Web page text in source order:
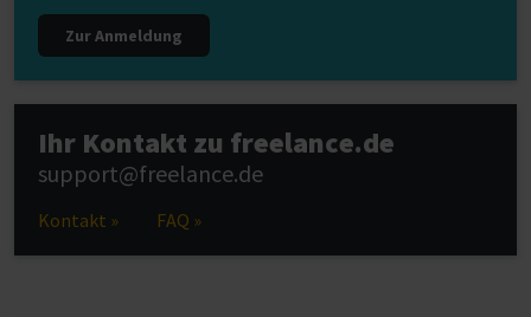
Zur Anmeldung
Ihr Kontakt zu freelance.de
support@freelance.de
Kontakt » FAQ »